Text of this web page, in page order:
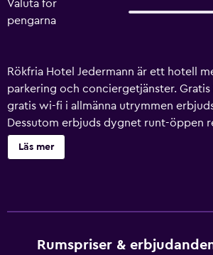
Valuta för
pengarna
Rökfria Hotel Jedermann är ett hotell
parkering och conciergetjänster.
gratis wi-fi i allmänna utrymmen
Dessutom erbjuds dygnet runt-öppen
och gratis dagstidningar. Hotel
Städning sker dagligen.
Läs mer
Rumspriser &